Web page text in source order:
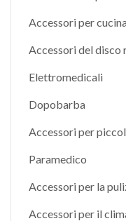
Accessori per
Accessori del disco
Elettromedicali
Dopobarba
Accessori per
Paramedico
Accessori per la
Accessori per il